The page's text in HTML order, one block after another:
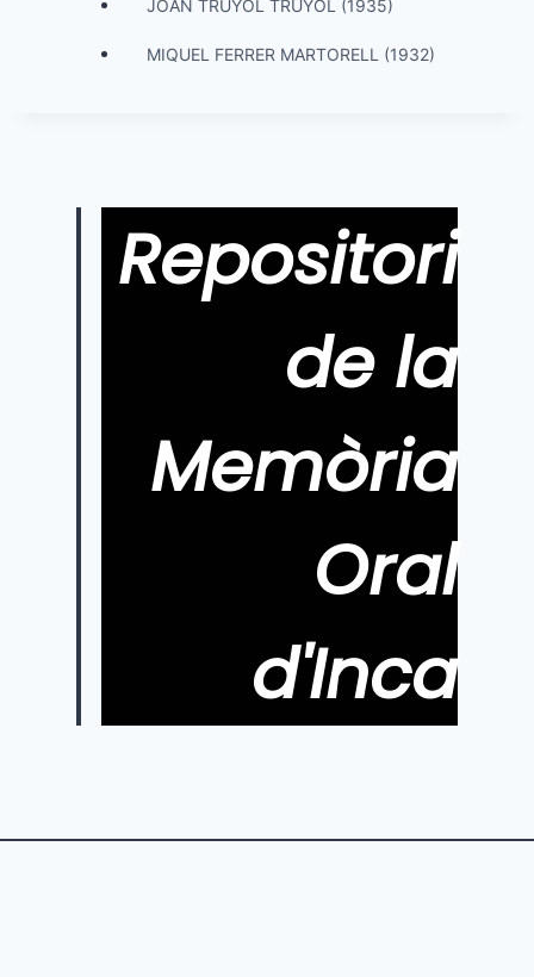
JOAN TRUYOL TRUYOL (1935)
MIQUEL FERRER MARTORELL (1932)
Repositori
de la
Memòria
Oral
d'Inca